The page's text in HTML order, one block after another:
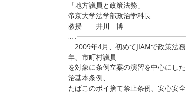
「地方議員と政策法務」
帝京大学法学部政治学科長
教授 井川 博
2009年4月、初めてJIAMで政策法
年、市町村議員
を対象に条例立案の演習を中心にし
治基本条例、
たばこのポイ捨て禁止条例、安心安